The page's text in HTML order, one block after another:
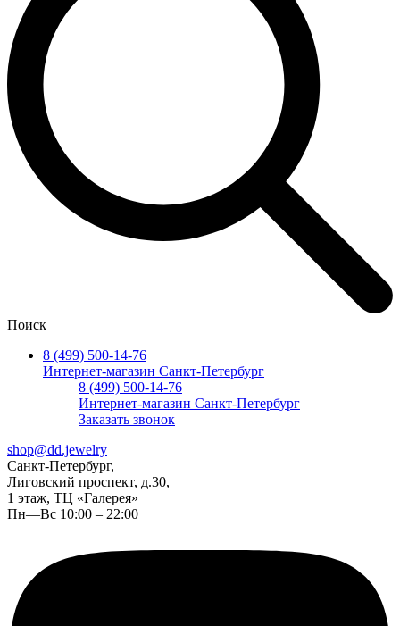
Поиск
8 (499) 500-14-76
Интернет-магазин Санкт-Петербург
8 (499) 500-14-76
Интернет-магазин Санкт-Петербург
Заказать звонок
shop@dd.jewelry
Санкт-Петербург,
Лиговский проспект, д.30,
1 этаж, ТЦ «Галерея»
Пн—Вс 10:00 – 22:00